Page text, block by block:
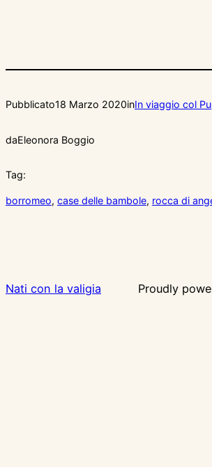
Pubblicato18 Marzo 2020inIn viaggio col
daEleonora Boggio
Tag:
borromeo, case delle bambole, rocca di
Nati con la valigia Proudly